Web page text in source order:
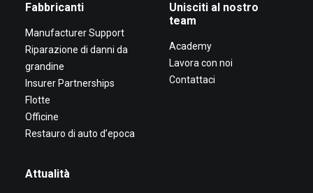
Fabbricanti
Manufacturer Support
Riparazione di danni da
grandine
Insurer Partnerships
Flotte
Officine
Restauro di auto d’epoca
Unisciti al nostro
team
Academy
Lavora con noi
Contattaci
Attualità